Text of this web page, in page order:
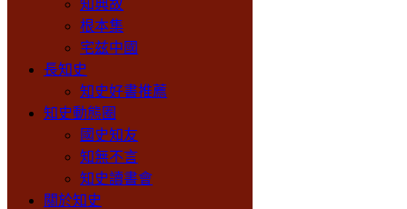
知典故
根本集
宅兹中國
長知史
知史好書推薦
知史動態圈
國史知友
知無不言
知史讀書會
關於知史